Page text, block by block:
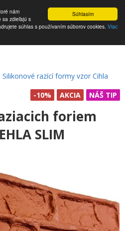
Súhlasím
nám
sa zdieľajú s
súhlas s používaním súborov cookies. Viac
Silikonové razící formy vzor Cihla
NÁŠ TIP
AKCIA
-10%
foriem
SLIM